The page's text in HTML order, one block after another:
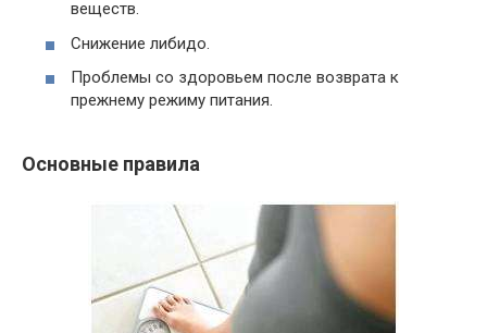
веществ.
Снижение либидо.
Проблемы со здоровьем после возврата к
прежнему режиму питания.
Основные правила